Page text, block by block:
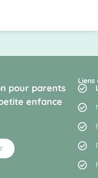
pour parents
enfance
Liens